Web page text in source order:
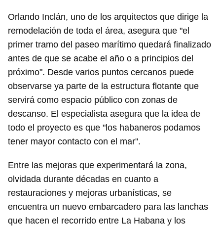
Orlando Inclán, uno de los arquitectos que dirige la
remodelación de toda el área, asegura que "el
primer tramo del paseo marítimo quedará finalizado
antes de que se acabe el año o a principios del
próximo". Desde varios puntos cercanos puede
observarse ya parte de la estructura flotante que
servirá como espacio público con zonas de
descanso. El especialista asegura que la idea de
todo el proyecto es que "los habaneros podamos
tener mayor contacto con el mar".
Entre las mejoras que experimentará la zona,
olvidada durante décadas en cuanto a
restauraciones y mejoras urbanísticas, se
encuentra un nuevo embarcadero para las lanchas
que hacen el recorrido entre La Habana y los